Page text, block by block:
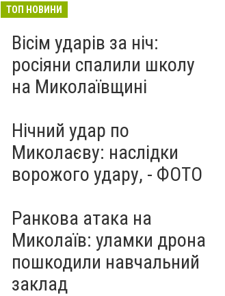
Як миколаївцям пережити
прохолодний транспорт та
нові локації з
«туманчиками»
12:30
ТОП НОВИНИ
Вісім ударів за ніч:
росіяни спалили школу
на Миколаївщині
Нічний удар по
Миколаєву: наслідки
ворожого удару, - ФОТО
Ранкова атака на
Миколаїв: уламки дрона
пошкодили навчальний
заклад